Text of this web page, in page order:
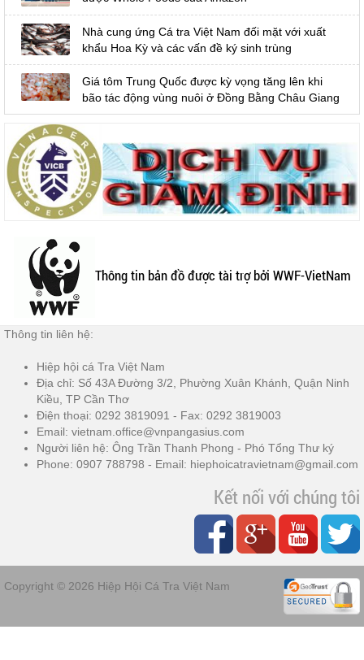
Nhà cung ứng Cá tra Việt Nam đối mặt với xuất
khẩu Hoa Kỳ và các vấn đề ký sinh trùng
Giá tôm Trung Quốc được kỳ vọng tăng lên khi
bão tác động vùng nuôi ở Đồng Bằng Châu Giang
Thông tin bản đồ được tài trợ bởi WWF-VietNam
Thông tin liên hệ:
Hiệp hội cá Tra Việt Nam
Địa chỉ: Số 43A Đường 3/2, Phường Xuân Khánh, Quận Ninh
Kiều, TP Cần Thơ
Điện thoại: 0292 3819091 - Fax: 0292 3819003
Email: vietnam.office@vnpangasius.com
Người liên hệ: Ông Trần Thanh Phong - Phó Tổng Thư ký
Phone: 0907 788798 - Email: hiephoicatravietnam@gmail.com
Kết nối với chúng tôi
Copyright © 2026 Hiệp Hội Cá Tra Việt Nam